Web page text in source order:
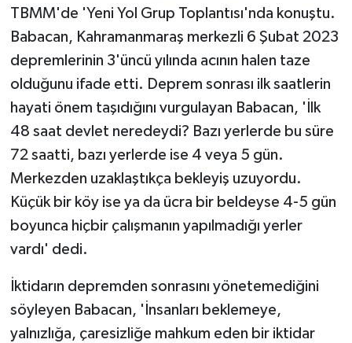
TBMM'de 'Yeni Yol Grup Toplantısı'nda konuştu.
Babacan, Kahramanmaraş merkezli 6 Şubat 2023
depremlerinin 3'üncü yılında acının halen taze
olduğunu ifade etti. Deprem sonrası ilk saatlerin
hayati önem taşıdığını vurgulayan Babacan, 'İlk
48 saat devlet neredeydi? Bazı yerlerde bu süre
72 saatti, bazı yerlerde ise 4 veya 5 gün.
Merkezden uzaklaştıkça bekleyiş uzuyordu.
Küçük bir köy ise ya da ücra bir beldeyse 4-5 gün
boyunca hiçbir çalışmanın yapılmadığı yerler
vardı' dedi.
İktidarın depremden sonrasını yönetemediğini
söyleyen Babacan, 'İnsanları beklemeye,
yalnızlığa, çaresizliğe mahkum eden bir iktidar